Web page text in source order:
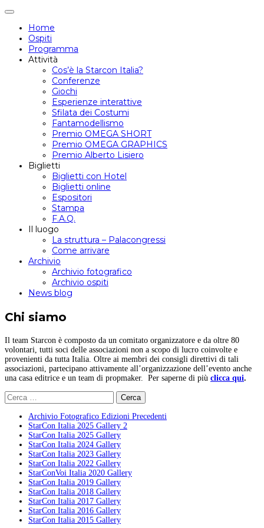
Attiva/disattiva
navigazione
Home
Ospiti
Programma
Attività
Cos’è la Starcon Italia?
Conferenze
Giochi
Esperienze interattive
Sfilata dei Costumi
Fantamodellismo
Premio OMEGA SHORT
Premio OMEGA GRAPHICS
Premio Alberto Lisiero
Biglietti
Biglietti con Hotel
Biglietti online
Espositori
Stampa
F.A.Q.
Il luogo
La struttura – Palacongressi
Come arrivare
Archivio
Archivio fotografico
Archivio ospiti
News blog
Chi siamo
Il team Starcon è composto da un comitato organizzatore e da oltre 80
volontari, tutti soci delle associazioni non a scopo di lucro coinvolte e
provenienti da tutta Italia. Oltre ai membri dei consigli direttivi di tali
associazioni, partecipano attivamente all’organizzazione dell’evento anche
una casa editrice e un team di propmaker. Per saperne di più clicca qui.
Ricerca
per:
Archivio Fotografico Edizioni Precedenti
StarCon Italia 2025 Gallery 2
StarCon Italia 2025 Gallery
StarCon Italia 2024 Gallery
StarCon Italia 2023 Gallery
StarCon Italia 2022 Gallery
StarConVoi Italia 2020 Gallery
StarCon Italia 2019 Gallery
StarCon Italia 2018 Gallery
StarCon Italia 2017 Gallery
StarCon Italia 2016 Gallery
StarCon Italia 2015 Gallery